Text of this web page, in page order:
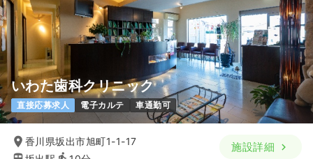
いわた歯科クリニック
直接応募求人 電子カルテ 車通勤可
香川県坂出市旭町1-1-17
施設詳細